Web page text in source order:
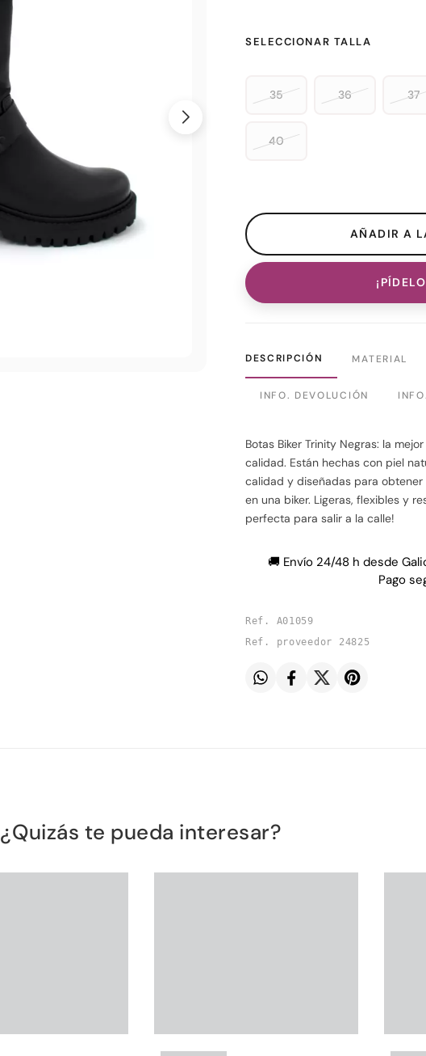
SELECCIONAR TALLA
35 36 37
40
DESCRIPCIÓN MATERIAL
INFO. DEVOLUCIÓN
Botas Biker Trinity Negras: la
calidad. Están hechas con piel
calidad y diseñadas para
en una biker. Ligeras, flexibles y
perfecta para salir a la calle!
🚚 Envío 24/48 h desde
Pago
Ref. A01059
Ref. proveedor 24825
¿Quizás te pueda interesar?